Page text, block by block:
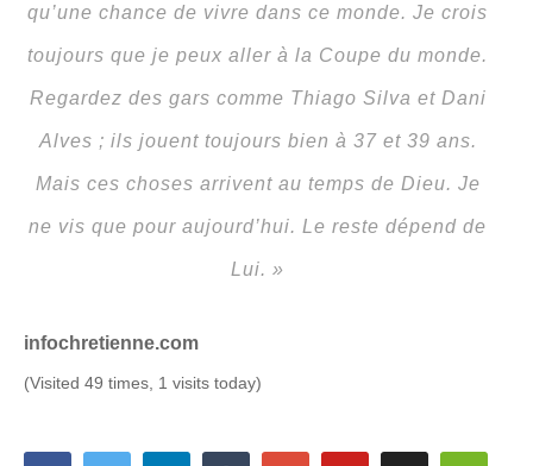
qu’une chance de vivre dans ce monde. Je crois
toujours que je peux aller à la Coupe du monde.
Regardez des gars comme Thiago Silva et Dani
Alves ; ils jouent toujours bien à 37 et 39 ans.
Mais ces choses arrivent au temps de Dieu. Je
ne vis que pour aujourd’hui. Le reste dépend de
Lui. »
infochretienne.com
(Visited 49 times, 1 visits today)